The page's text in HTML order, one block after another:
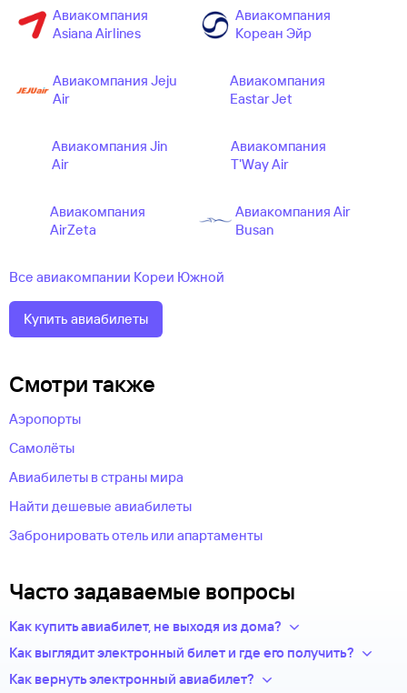
Авиакомпания
Asiana Airlines
Авиакомпания
Кореан Эйр
Авиакомпания Jeju
Air
Авиакомпания
Eastar Jet
Авиакомпания Jin
Air
Авиакомпания
T'Way Air
Авиакомпания
AirZeta
Авиакомпания Air
Busan
Все авиакомпании Кореи Южной
Купить авиабилеты
Смотри также
Аэропорты
Самолёты
Авиабилеты в страны мира
Найти дешевые авиабилеты
Забронировать отель или апартаменты
Часто задаваемые вопросы
Как купить авиабилет, не выходя из дома?
Укажите в нужных полях маршрут, дату поездки и число
из предложений сотен авиакомпаний.
Как выглядит электронный билет и где его получить?
После оплаты на сайте, в базе данных авиакомпании
Как вернуть электронный авиабилет?